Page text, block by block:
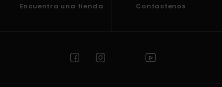
Encuentra una tienda Contactenos